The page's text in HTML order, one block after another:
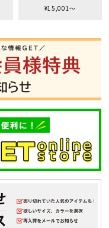
¥15,001〜